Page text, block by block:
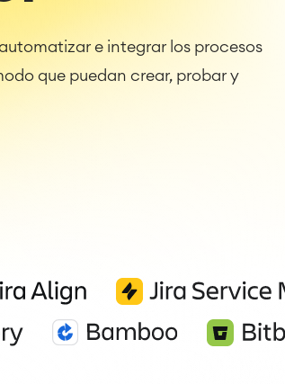
e integrar los procesos
que puedan crear, probar y